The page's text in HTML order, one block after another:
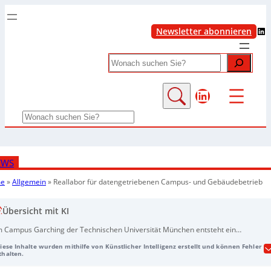
Newsletter abonnieren LinkedIn
Search
LinkedIn
Search
»Allgemein» Reallabor für datengetriebenen Campus- und Gebäudebetrieb
Übersicht mit KI
Campus Garching der Technischen Universität München entsteht ein
Campusbetrieb eng verknüpft werden. Hintergrund sind Klimawandel,
Inhalte wurden mithilfe von Künstlicher Intelligenz erstellt und können Fehler